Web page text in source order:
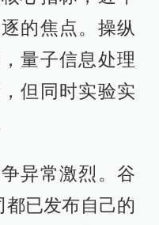
的焦点。操纵
量子信息处理
但同时实验实
异常激烈。谷
已发布自己的